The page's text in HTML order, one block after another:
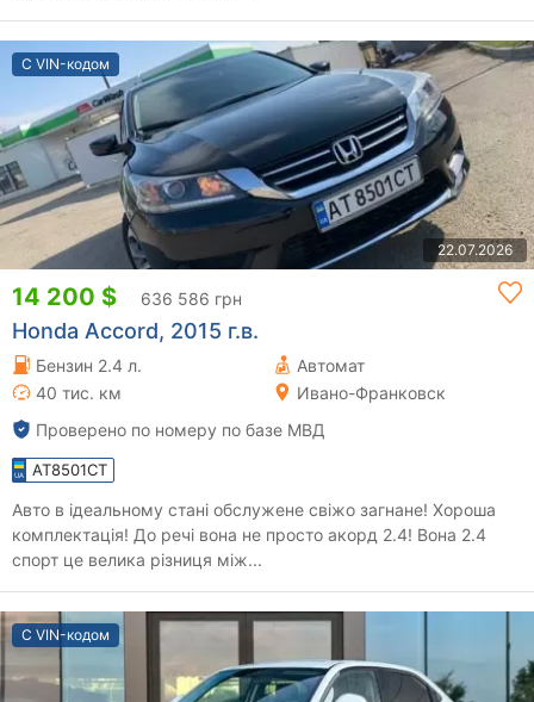
С VIN-кодом
22.07.2026
14 200 $ 636 586 грн
Honda Accord, 2015 г.в.
Бензин 2.4 л.
Автомат
40 тис. км
Ивано-Франковск
Проверено по номеру по базе МВД
AT8501CT
Авто в ідеальному стані обслужене свіжо загнане! Хороша
комплектація! До речі вона не просто акорд 2.4! Вона 2.4
спорт це велика різниця між...
С VIN-кодом